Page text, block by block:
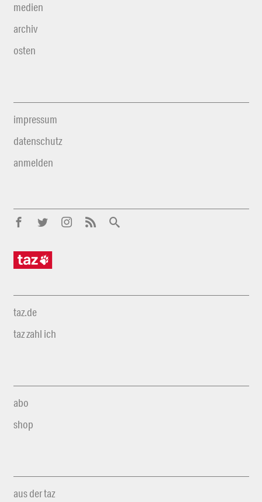
medien
archiv
osten
impressum
datenschutz
anmelden
taz.de
taz zahl ich
abo
shop
aus der taz